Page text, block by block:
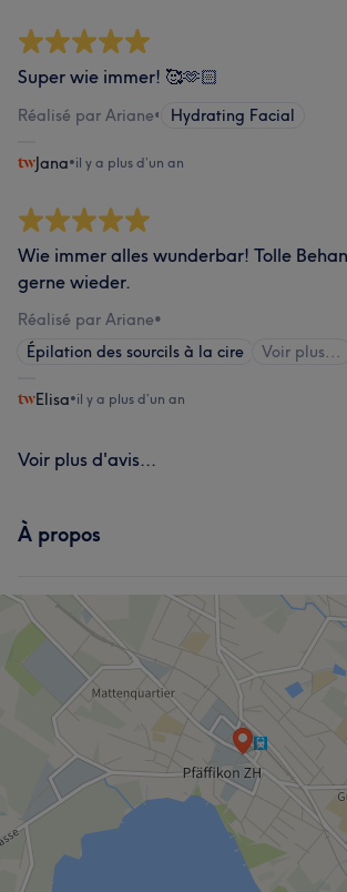
Super wie immer! 🥰🫶🏻
Réalisé par Ariane• Hydrating Facial
Jana•il y a plus d’un an
Wie immer alles wunderbar! Tolle
gerne wieder.
Réalisé par Ariane•
Épilation des sourcils à la cire
Voir plus...
Elisa•il y a plus d’un an
Voir plus d'avis...
À propos